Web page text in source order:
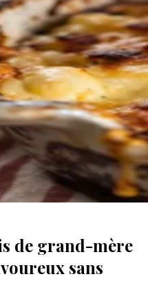
de grand-mère
sans